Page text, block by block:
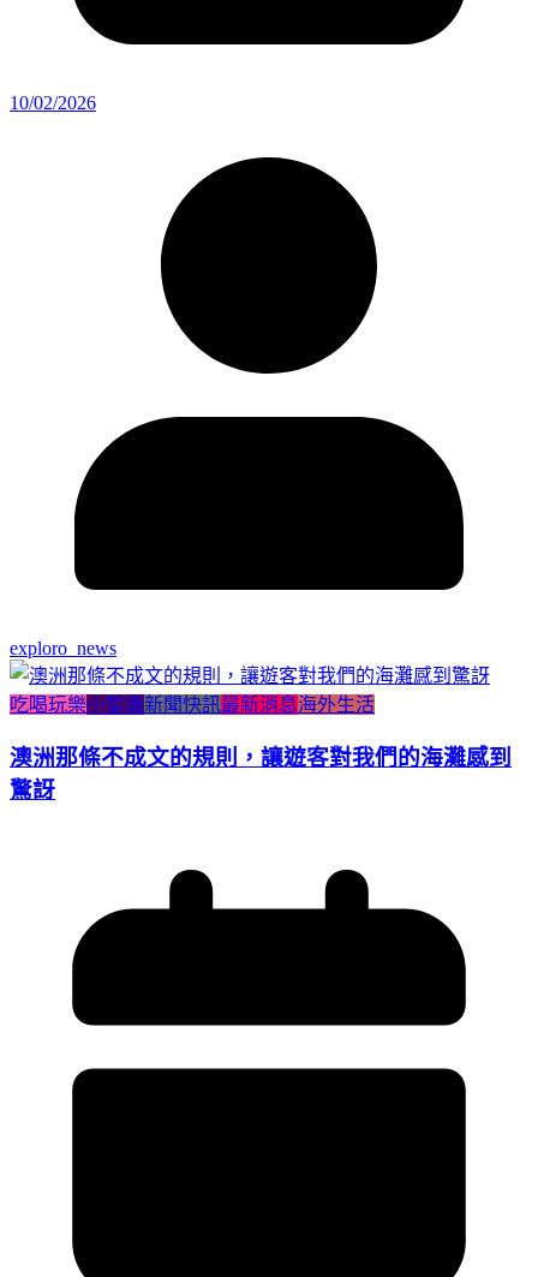
10/02/2026
exploro_news
吃喝玩樂小智識新聞快訊最新消息海外生活
澳洲那條不成文的規則，讓遊客對我們的海灘感到
驚訝